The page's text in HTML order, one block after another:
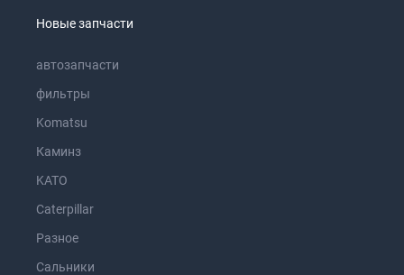
Новые запчасти
автозапчасти
фильтры
Komatsu
Каминз
KATO
Caterpillar
Разное
Сальники